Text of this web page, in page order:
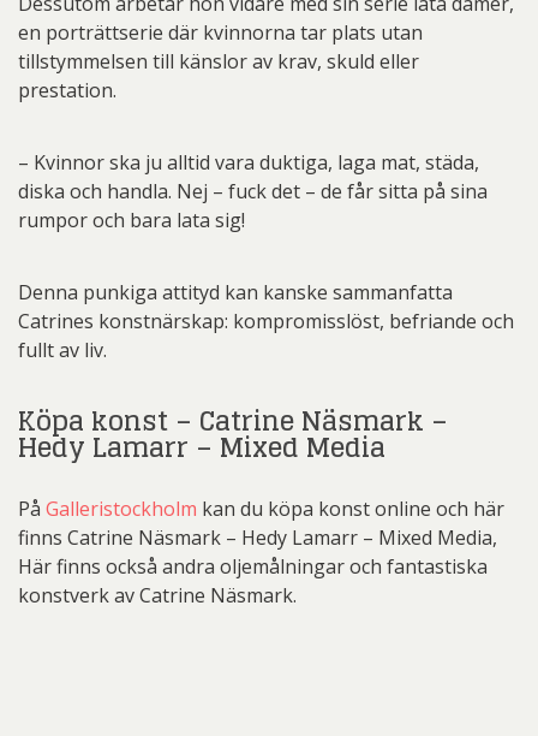
en porträttserie där kvinnorna tar plats utan
tillstymmelsen till känslor av krav, skuld eller
prestation.
– Kvinnor ska ju alltid vara duktiga, laga mat, städa,
diska och handla. Nej – fuck det – de får sitta på sina
rumpor och bara lata sig!
Denna punkiga attityd kan kanske sammanfatta
Catrines konstnärskap: kompromisslöst, befriande och
fullt av liv.
Köpa konst – Catrine Näsmark –
Hedy Lamarr – Mixed Media
På Galleristockholm kan du köpa konst online och här
finns Catrine Näsmark – Hedy Lamarr – Mixed Media,
Här finns också andra oljemålningar och fantastiska
konstverk av Catrine Näsmark.